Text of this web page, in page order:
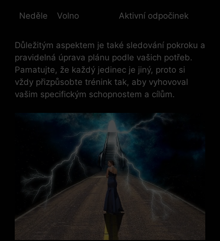
Neděle Volno Aktivní odpočinek
Důležitým aspektem je také sledování pokroku a
pravidelná úprava plánu podle vašich potřeb.
Pamatujte, že každý jedinec je jiný, proto si
vždy přizpůsobte trénink tak, aby vyhovoval
vašim specifickým schopnostem a cílům.